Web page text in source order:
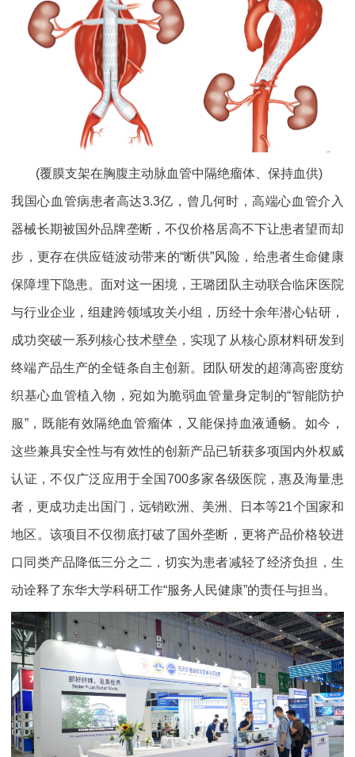
(覆膜支架在胸腹主动脉血管中隔绝瘤体、保持血供)
我国心血管病患者高达3.3亿，曾几何时，高端心血管介入
器械长期被国外品牌垄断，不仅价格居高不下让患者望而却
步，更存在供应链波动带来的“断供”风险，给患者生命健康
保障埋下隐患。面对这一困境，王璐团队主动联合临床医院
与行业企业，组建跨领域攻关小组，历经十余年潜心钻研，
成功突破一系列核心技术壁垒，实现了从核心原材料研发到
终端产品生产的全链条自主创新。团队研发的超薄高密度纺
织基心血管植入物，宛如为脆弱血管量身定制的“智能防护
服”，既能有效隔绝血管瘤体，又能保持血液通畅。如今，
这些兼具安全性与有效性的创新产品已斩获多项国内外权威
认证，不仅广泛应用于全国700多家各级医院，惠及海量患
者，更成功走出国门，远销欧洲、美洲、日本等21个国家和
地区。该项目不仅彻底打破了国外垄断，更将产品价格较进
口同类产品降低三分之二，切实为患者减轻了经济负担，生
动诠释了东华大学科研工作“服务人民健康”的责任与担当。